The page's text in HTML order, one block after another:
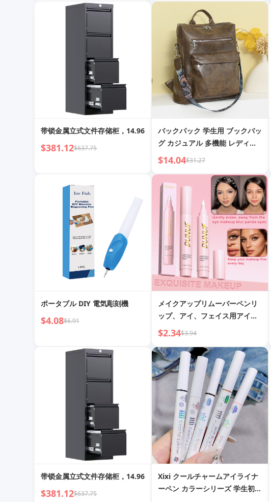
带锁金属立式文件存储柜，14.96
$381.12$637.75
バックパック 学生用 ブックバッ
グ カジュアル 多機能 レディー
スバックパック
$14.04$31.27
ポータブル DIY 電気彫刻機
$4.08$6.91
メイクアップリムーバーペンリ
ップ、アイ、フェイス用アイメ
イク補正
$2.34$3.94
带锁金属立式文件存储柜，14.96
$381.12$637.75
Xixi クールチャームアイライナ
ーペン カラーシリーズ 学生初心